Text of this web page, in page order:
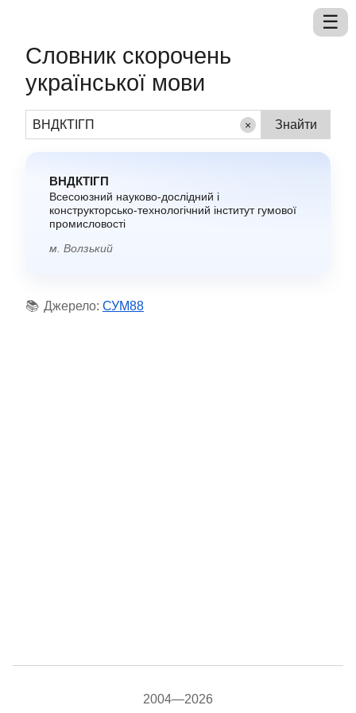
Словник скорочень
української мови
×
ВНДКТІГП
Всесоюзний науково-дослідний і
конструкторсько-технологічний інститут гумової
промисловості
м. Волзький
📚 Джерело: СУМ88
2004—2026